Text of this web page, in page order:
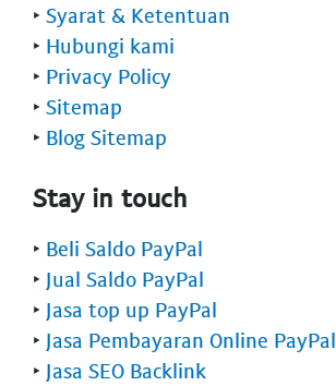
‣ Syarat & Ketentuan
‣ Hubungi kami
‣ Privacy Policy
‣ Sitemap
‣ Blog Sitemap
Stay in touch
‣ Beli Saldo PayPal
‣ Jual Saldo PayPal
‣ Jasa top up PayPal
‣ Jasa Pembayaran Online PayPal
‣ Jasa SEO Backlink